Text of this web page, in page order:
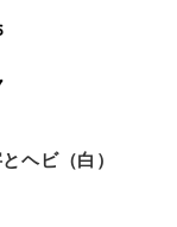
ヘビ（白）